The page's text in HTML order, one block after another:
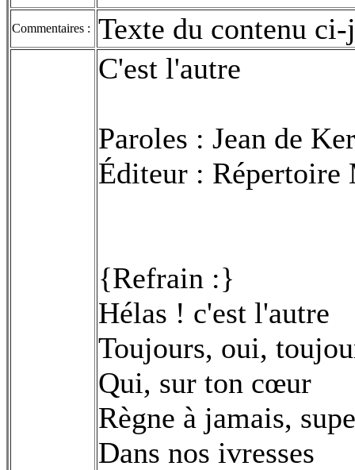
Commentaires : Texte du contenu
C'est l'autre
Paroles : Jean de
Éditeur : Répertoire
{Refrain :}
Hélas ! c'est l'autre
Toujours, oui,
Qui, sur ton cœur
Règne à jamais,
Dans nos ivresses